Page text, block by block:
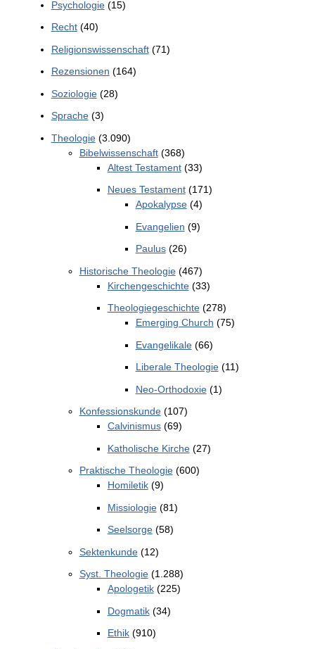
Psychologie(15)
Recht(40)
Religionswissenschaft(71)
Rezensionen (164)
Soziologie(28)
Sprache(3)
Theologie(3.090)
Bibelwissenschaft(368)
Altest Testament(33)
Neues Testament(171)
Apokalypse(4)
Evangelien (9)
Paulus(26)
Historische Theologie(467)
Kirchengeschichte(33)
Theologiegeschichte(278)
Emerging Church (75)
Evangelikale(66)
Liberale Theologie(11)
Neo-Orthodoxie(1)
Konfessionskunde(107)
Calvinismus(69)
Katholische Kirche(27)
Praktische Theologie(600)
Homiletik(9)
Missiologie(81)
Seelsorge(58)
Sektenkunde(12)
Syst. Theologie(1.288)
Apologetik(225)
Dogmatik(34)
Ethik(910)